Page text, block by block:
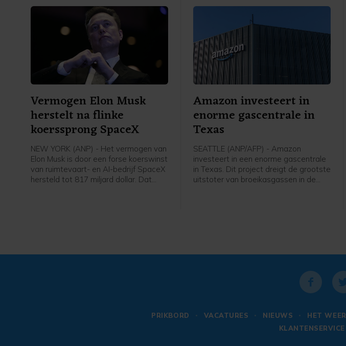
Vermogen Elon Musk
herstelt na flinke
koerssprong SpaceX
NEW YORK (ANP) - Het vermogen van
Elon Musk is door een forse koerswinst
van ruimtevaart- en AI-bedrijf SpaceX
hersteld tot 817 miljard dollar. Dat
Amazon investeert in
enorme gascentrale in
Texas
SEATTLE (ANP/AFP) - Amazon
investeert in een enorme gascentrale
in Texas. Dit project dreigt de grootste
uitstoter van broeikasgassen in de
PRIKBORD VACATURES NIEUWS HET WEER
KLANTENSERVICE